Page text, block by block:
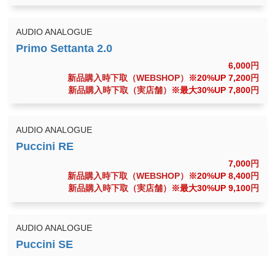
AUDIO ANALOGUE
6,000円
新品購入時下取（WEBSHOP）
※20%UP 7,200円
新品購入時下取（実店舗）
※最大30%UP 7,800円
AUDIO ANALOGUE
7,000円
新品購入時下取（WEBSHOP）
※20%UP 8,400円
新品購入時下取（実店舗）
※最大30%UP 9,100円
AUDIO ANALOGUE